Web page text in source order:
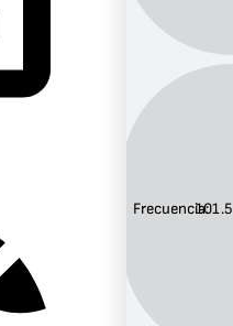
Frecuencia:101.5